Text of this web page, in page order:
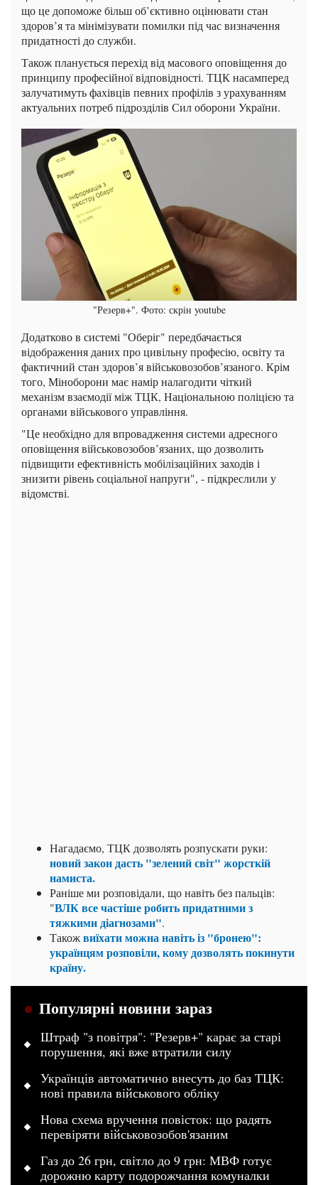
що це допоможе більш об’єктивно оцінювати стан
здоров’я та мінімізувати помилки під час визначення
придатності до служби.
Також планується перехід від масового оповіщення до
принципу професійної відповідності. ТЦК насамперед
залучатимуть фахівців певних профілів з урахуванням
актуальних потреб підрозділів Сил оборони України.
"Резерв+". Фото: скрін youtube
Додатково в системі "Оберіг" передбачається
відображення даних про цивільну професію, освіту та
фактичний стан здоров’я військовозобов’язаного. Крім
того, Міноборони має намір налагодити чіткий
механізм взаємодії між ТЦК, Національною поліцією та
органами військового управління.
"Це необхідно для впровадження системи адресного
оповіщення військовозобов’язаних, що дозволить
підвищити ефективність мобілізаційних заходів і
знизити рівень соціальної напруги", - підкреслили у
відомстві.
Нагадаємо, ТЦК дозволять розпускати руки:
новий закон дасть "зелений світ" жорсткій
намиста.
Раніше ми розповідали, щонавіть без пальців:
"ВЛК все частіше робить придатними з
тяжкими діагнозами".
Такожвиїхати можна навіть із "бронею":
українцям розповіли, кому дозволять покинути
країну.
Популярні новини зараз
Штраф "з повітря": "Резерв+" карає за старі
порушення, які вже втратили силу
Українців автоматично внесуть до баз ТЦК:
нові правила військового обліку
Нова схема вручення повісток: що радять
перевіряти військовозобов'язаним
Газ до 26 грн, світло до 9 грн: МВФ готує
дорожню карту подорожчання комуналки